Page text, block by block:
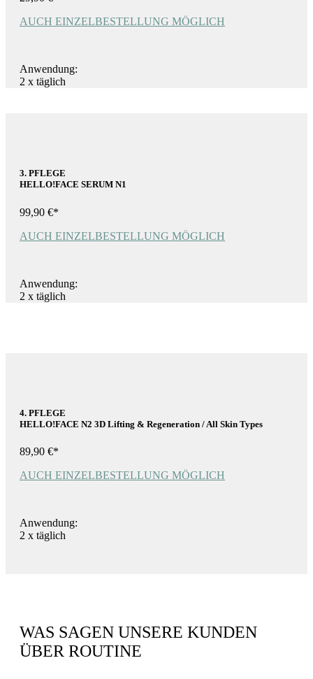
AUCH EINZELBESTELLUNG MÖGLICH
Anwendung:
2 x täglich
3. PFLEGE
HELLO!FACE SERUM N1
99,90 €*
AUCH EINZELBESTELLUNG MÖGLICH
Anwendung:
2 x täglich
4. PFLEGE
HELLO!FACE N2 3D Lifting & Regeneration / All Skin Types
89,90 €*
AUCH EINZELBESTELLUNG MÖGLICH
Anwendung:
2 x täglich
WAS SAGEN UNSERE KUNDEN
ÜBER ROUTINE